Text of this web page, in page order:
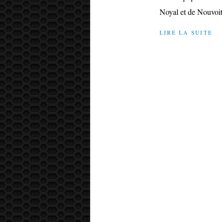
Noyal et de
LIRE LA SUITE